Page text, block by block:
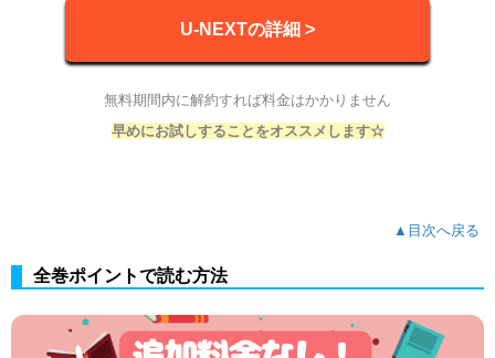
U-NEXTの詳細 >
無料期間内に解約すれば料金はかかりません
早めにお試しすることをオススメします☆
▲目次へ戻る
全巻ポイントで読む方法